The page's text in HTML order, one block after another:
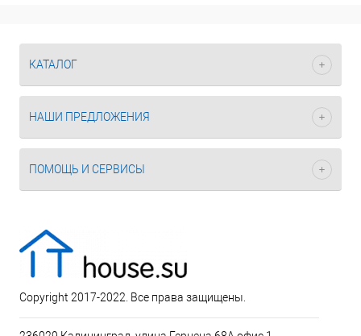
КАТАЛОГ
НАШИ ПРЕДЛОЖЕНИЯ
ПОМОЩЬ И СЕРВИСЫ
Copyright 2017-2022. Все права защищены.